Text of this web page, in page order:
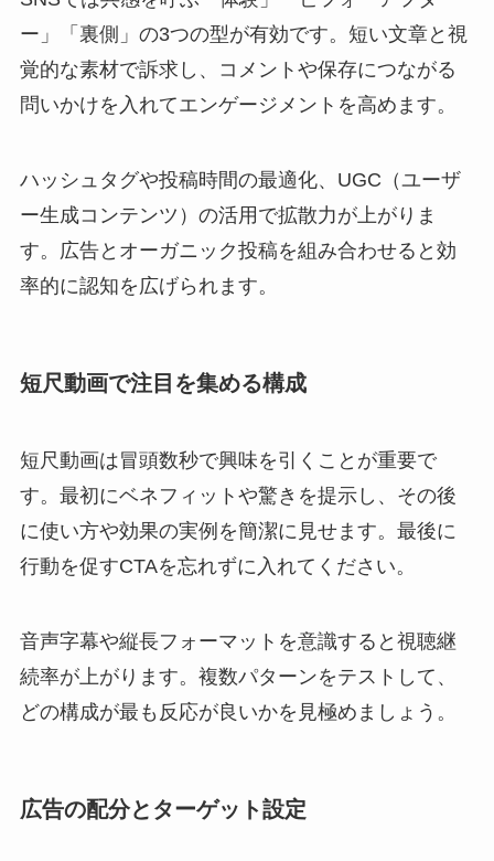
ー」「裏側」の3つの型が有効です。短い文章と視
覚的な素材で訴求し、コメントや保存につながる
問いかけを入れてエンゲージメントを高めます。
ハッシュタグや投稿時間の最適化、UGC（ユーザ
ー生成コンテンツ）の活用で拡散力が上がりま
す。広告とオーガニック投稿を組み合わせると効
率的に認知を広げられます。
短尺動画で注目を集める構成
短尺動画は冒頭数秒で興味を引くことが重要で
す。最初にベネフィットや驚きを提示し、その後
に使い方や効果の実例を簡潔に見せます。最後に
行動を促すCTAを忘れずに入れてください。
音声字幕や縦長フォーマットを意識すると視聴継
続率が上がります。複数パターンをテストして、
どの構成が最も反応が良いかを見極めましょう。
広告の配分とターゲット設定